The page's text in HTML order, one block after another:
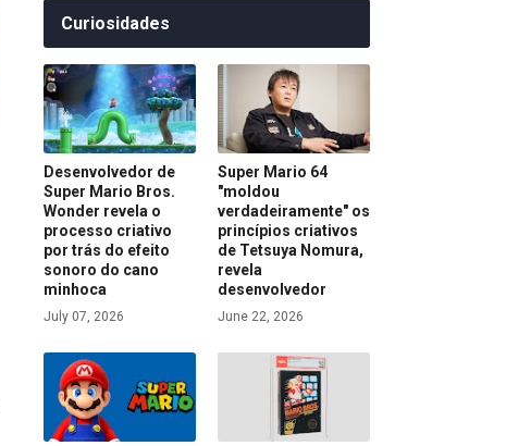
Curiosidades
Desenvolvedor de
Super Mario Bros.
Wonder revela o
processo criativo
por trás do efeito
sonoro do cano
minhoca
July 07, 2026
Super Mario 64
"moldou
verdadeiramente" os
princípios criativos
de Tetsuya Nomura,
revela
desenvolvedor
June 22, 2026